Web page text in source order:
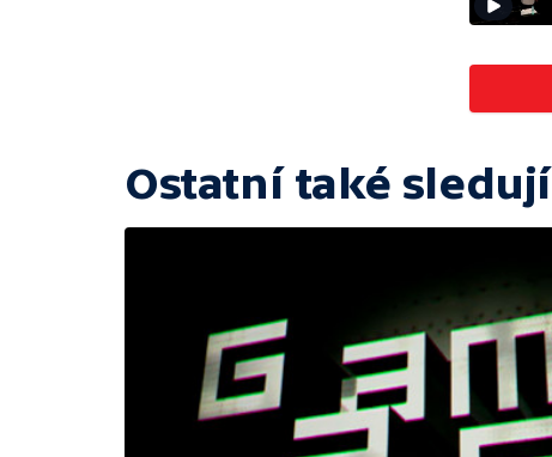
Ostatní také sledují